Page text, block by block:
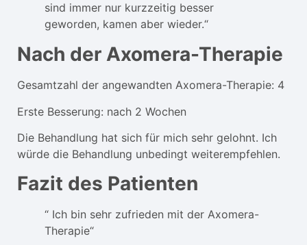
sind immer nur kurzzeitig besser
geworden, kamen aber wieder.“
Nach der Axomera-Therapie
Gesamtzahl der angewandten Axomera-Therapie: 4
Erste Besserung: nach 2 Wochen
Die Behandlung hat sich für mich sehr gelohnt. Ich
würde die Behandlung unbedingt weiterempfehlen.
Fazit des Patienten
“ Ich bin sehr zufrieden mit der Axomera-
Therapie“